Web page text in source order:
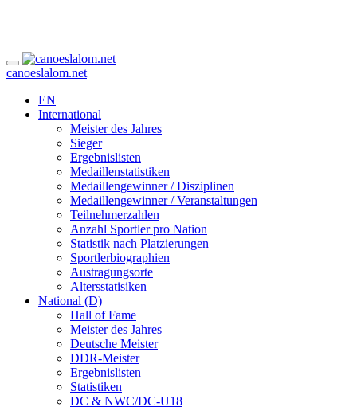
canoeslalom.net
EN
International
Meister des Jahres
Sieger
Ergebnislisten
Medaillenstatistiken
Medaillengewinner / Disziplinen
Medaillengewinner / Veranstaltungen
Teilnehmerzahlen
Anzahl Sportler pro Nation
Statistik nach Platzierungen
Sportlerbiographien
Austragungsorte
Altersstatisiken
National (D)
Hall of Fame
Meister des Jahres
Deutsche Meister
DDR-Meister
Ergebnislisten
Statistiken
DC & NWC/DC-U18